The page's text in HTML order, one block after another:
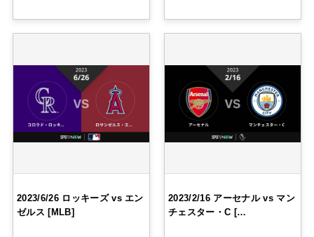
2023/6/26 ロッキーズ vs エン
ゼルス [MLB]
2023/2/16 アーセナル vs マン
チェスター・C […